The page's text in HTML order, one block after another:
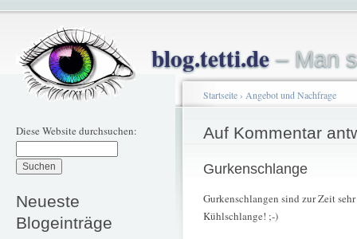
blog.tetti.de– Man
Diese Website durchsuchen:
Neueste
Blogeinträge
Startseite› Angebot und Nachfrage
Auf Kommentar
Gurkenschlange
Gurkenschlangen sind zur Zeit
Kühlschlange! ;-)